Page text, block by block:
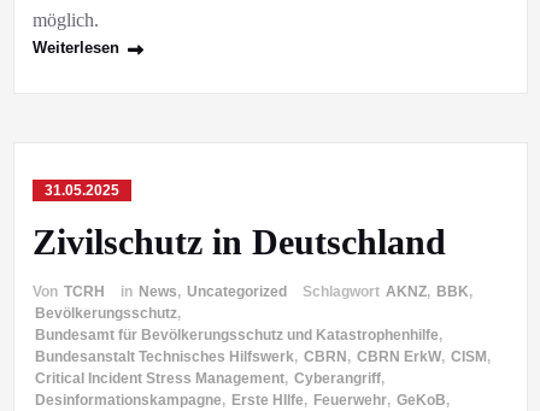
möglich.
Weiterlesen
31.05.2025
Zivilschutz in Deutschland
Von TCRH in News, Uncategorized Schlagwort AKNZ, BBK,
Bevölkerungsschutz,
Bundesamt für Bevölkerungsschutz und Katastrophenhilfe,
Bundesanstalt Technisches Hilfswerk, CBRN, CBRN ErkW, CISM,
Critical Incident Stress Management, Cyberangriff,
Desinformationskampagne, Erste HIlfe, Feuerwehr, GeKoB,